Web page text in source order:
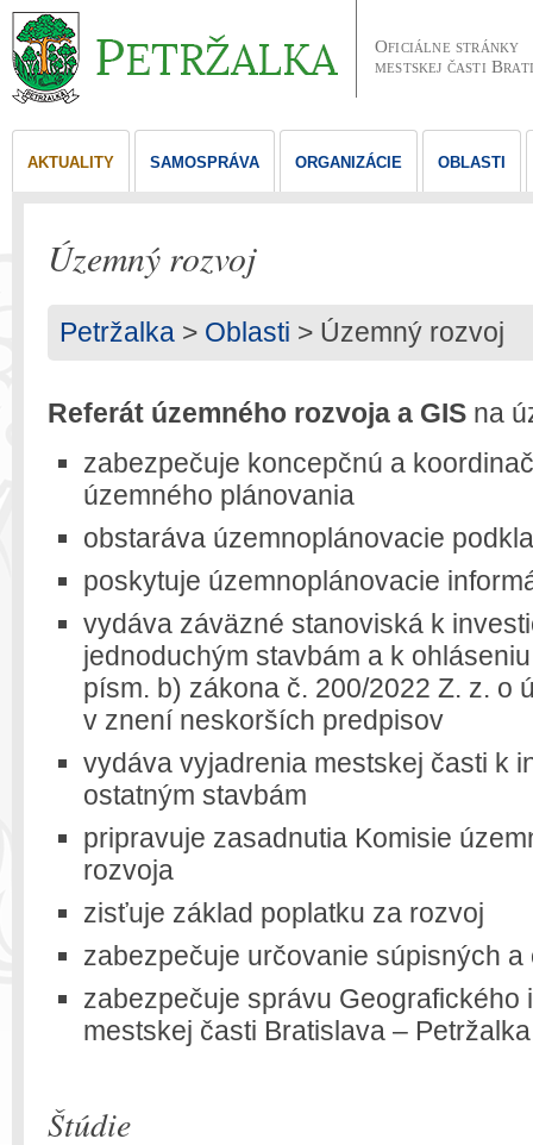
Oficiálne stránky
mestskej časti
AKTUALITY SAMOSPRÁVA ORGANIZÁCIE OBLASTI
Územný rozvoj
Petržalka > Oblasti > Územný rozvoj
Referát územného rozvoja a GIS na
zabezpečuje koncepčnú a
územného plánovania
obstaráva územnoplánovacie
poskytuje územnoplánovacie
vydáva záväzné stanoviská k
jednoduchým stavbám a k
písm. b) zákona č. 200/2022 Z. z. o
v znení neskorších predpisov
vydáva vyjadrenia mestskej časti k
ostatným stavbám
pripravuje zasadnutia Komisie
rozvoja
zisťuje základ poplatku za rozvoj
zabezpečuje určovanie súpisných
zabezpečuje správu Geografického
mestskej časti Bratislava – Petržalka
Štúdie